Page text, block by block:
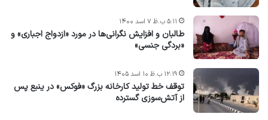
طالبان و افزایش نگرانی‌ها در مورد «ازدواج اجباری» و
«بردگی جنسی»
۵:۱۱ ب.ظ ۷ اسد ۱۴۰۰
توقف خط تولید کارخانه بزرگ «فوکس» در ینبع پس
از آتش‌سوزی گسترده
۱۲:۱۹ ب.ظ ۱۰ اسد ۱۴۰۵